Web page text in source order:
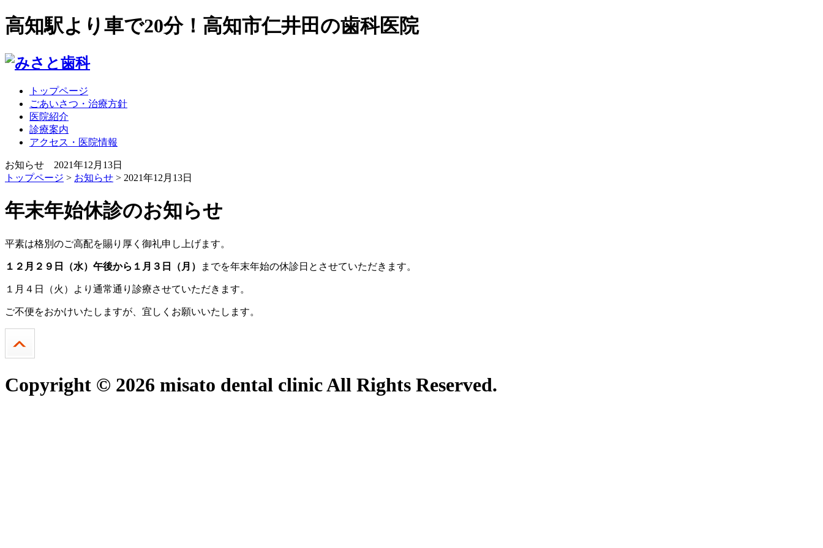
高知駅より車で20分！高知市仁井田の歯科医院
トップページ
ごあいさつ・治療方針
医院紹介
診療案内
アクセス・医院情報
お知らせ 2021年12月13日
トップページ > お知らせ > 2021年12月13日
年末年始休診のお知らせ
平素は格別のご高配を賜り厚く御礼申し上げます。
１２月２９日（水）午後から１月３日（月） までを年末年始の休診日とさせていただきます。
１月４日（火）より通常通り診療させていただきます。
ご不便をおかけいたしますが、宜しくお願いいたします。
Copyright © 2026 misato dental clinic All Rights Reserved.